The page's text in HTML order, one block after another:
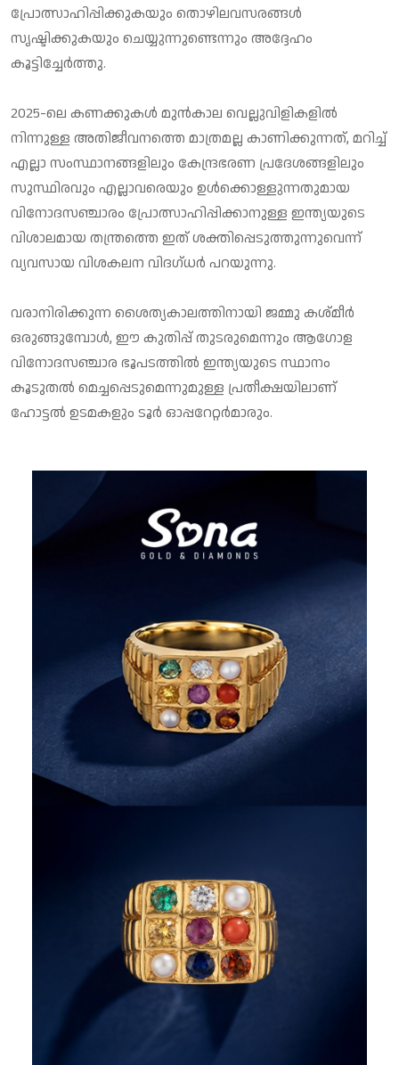
പ്രോത്സാഹിപ്പിക്കുകയും തൊഴിലവസരങ്ങള്‍
സൃഷ്ടിക്കുകയും ചെയ്യുന്നുണ്ടെന്നും അദ്ദേഹം
കൂട്ടിച്ചേര്‍ത്തു.
2025-ലെ കണക്കുകള്‍ മുന്‍കാല വെല്ലുവിളികളില്‍
നിന്നുള്ള അതിജീവനത്തെ മാത്രമല്ല കാണിക്കുന്നത്, മറിച്ച്
എല്ലാ സംസ്ഥാനങ്ങളിലും കേന്ദ്രഭരണ പ്രദേശങ്ങളിലും
സുസ്ഥിരവും എല്ലാവരെയും ഉള്‍ക്കൊള്ളുന്നതുമായ
വിനോദസഞ്ചാരം പ്രോത്സാഹിപ്പിക്കാനുള്ള ഇന്ത്യയുടെ
വിശാലമായ തന്ത്രത്തെ ഇത് ശക്തിപ്പെടുത്തുന്നുവെന്ന്
വ്യവസായ വിശകലന വിദഗ്ധര്‍ പറയുന്നു.
വരാനിരിക്കുന്ന ശൈത്യകാലത്തിനായി ജമ്മു കശ്മീര്‍
ഒരുങ്ങുമ്പോള്‍, ഈ കുതിപ്പ് തുടരുമെന്നും ആഗോള
വിനോദസഞ്ചാര ഭൂപടത്തില്‍ ഇന്ത്യയുടെ സ്ഥാനം
കൂടുതല്‍ മെച്ചപ്പെടുമെന്നുമുള്ള പ്രതീക്ഷയിലാണ്
ഹോട്ടല്‍ ഉടമകളും ടൂര്‍ ഓപ്പറേറ്റര്‍മാരും.